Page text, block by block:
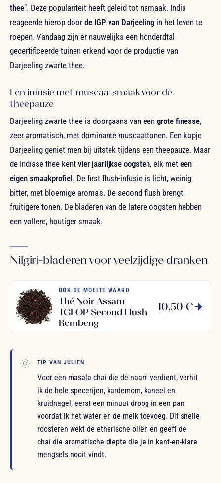
thee". Deze populariteit heeft geleid tot namaak. India
reageerde hierop door de IGP van Darjeeling in het leven te
roepen. Vandaag zijn er nauwelijks een honderdtal
gecertificeerde tuinen erkend voor de productie van
Darjeeling zwarte thee.
Een infusie met muscaatsmaak voor de
theepauze
Darjeeling zwarte thee is doorgaans van een grote finesse,
zeer aromatisch, met dominante muscaattonen. Een kopje
Darjeeling geniet men bij uitstek tijdens een theepauze. Maar
de Indiase thee kent vier jaarlijkse oogsten, elk met een
eigen smaakprofiel . De first flush-infusie is licht, weinig
bitter, met bloemige aroma's. De second flush brengt
fruitigere tonen. De bladeren van de latere oogsten hebben
een vollere, houtiger smaak.
Nilgiri-bladeren voor veelzijdige dranken
OOK DE MOEITE WAARD
Thé Noir Assam
TGFOP Second Flush
Rembeng
10,50 €
TIP VAN JULIEN
Voor een masala chai die de naam verdient, verhit
ik de hele specerijen, kardemom, kaneel en
kruidnagel, eerst een minuut droog in een pan
voordat ik het water en de melk toevoeg. Dit snelle
roosteren wekt de etherische oliën en geeft de
chai die aromatische diepte die je in kant-en-klare
mengsels nooit vindt.